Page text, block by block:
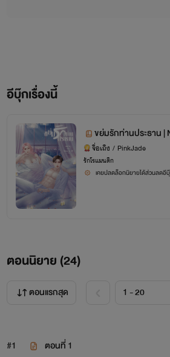
อีบุ๊กเรื่องนี้
ขย่มรักท่านประธาน |
20
จื่อเถิง / PinkJade
รักโรแมนติก
เคยปลดล็อกนิยายได้ส่วนลดอี
ตอนนิยาย (24)
ตอนแรกสุด
#1 ตอนที่ 1